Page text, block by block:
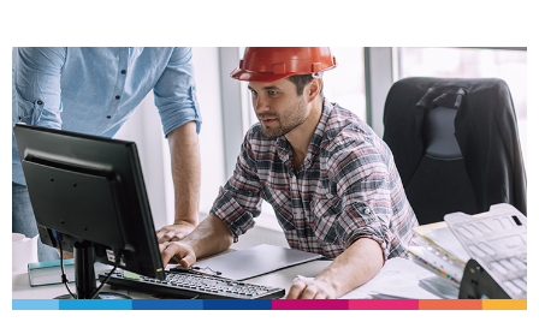
Financial Solutions
HR
Trust Services
TeamSystem Corporate
TeamSystem Store